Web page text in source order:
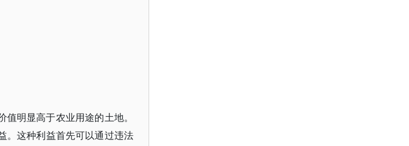
明显高于农业用途的土地。
。这种利益首先可以通过违法